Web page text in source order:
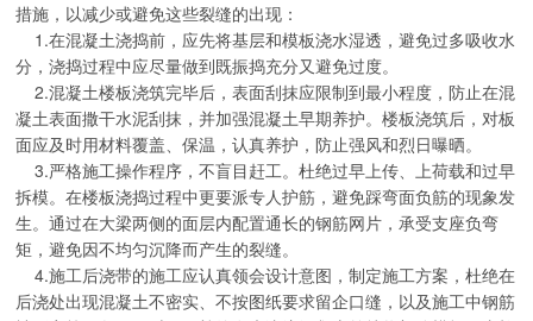
措施，以减少或避免这些裂缝的出现：
1.在混凝土浇捣前，应先将基层和模板浇水湿透，避免过多吸收水
分，浇捣过程中应尽量做到既振捣充分又避免过度。
2.混凝土楼板浇筑完毕后，表面刮抹应限制到最小程度，防止在混
凝土表面撒干水泥刮抹，并加强混凝土早期养护。楼板浇筑后，对板
面应及时用材料覆盖、保温，认真养护，防止强风和烈日曝晒。
3.严格施工操作程序，不盲目赶工。杜绝过早上传、上荷载和过早
拆模。在楼板浇捣过程中更要派专人护筋，避免踩弯面负筋的现象发
生。通过在大梁两侧的面层内配置通长的钢筋网片，承受支座负弯
矩，避免因不均匀沉降而产生的裂缝。
4.施工后浇带的施工应认真领会设计意图，制定施工方案，杜绝在
后浇处出现混凝土不密实、不按图纸要求留企口缝，以及施工中钢筋